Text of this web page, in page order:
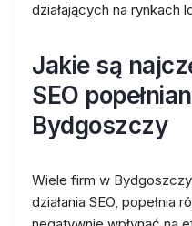
działających na rynkach
Jakie są
SEO
Bydgoszczy
Wiele firm w
działania SEO, popełnia